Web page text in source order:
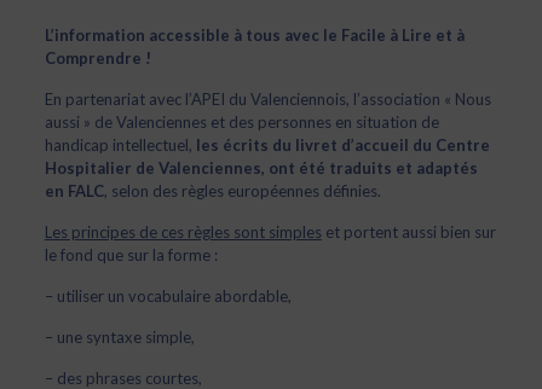
L’information accessible à tous avec le Facile à Lire et à
Comprendre !
En partenariat avec l’APEI du Valenciennois, l’association « Nous
aussi » de Valenciennes et des personnes en situation de
handicap intellectuel, les écrits du livret d’accueil du Centre
Hospitalier de Valenciennes, ont été traduits et adaptés
en FALC, selon des règles européennes définies.
Les principes de ces règles sont simples et portent aussi bien sur
le fond que sur la forme :
– utiliser un vocabulaire abordable,
– une syntaxe simple,
– des phrases courtes,